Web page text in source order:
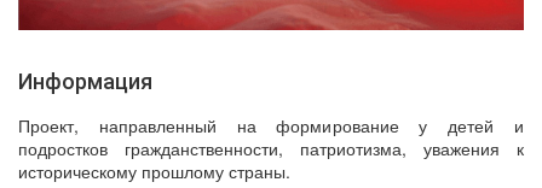
Информация
Проект, направленный на формирование у детей и
подростков гражданственности, патриотизма, уважения к
историческому прошлому страны.